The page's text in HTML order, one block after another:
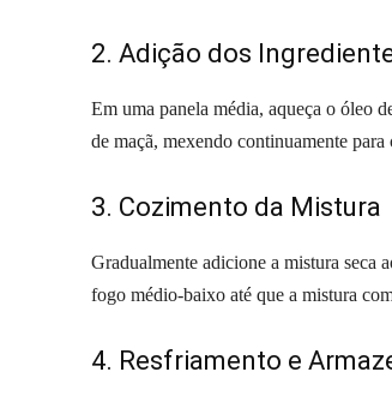
2. Adição dos
Em uma panela média, aqueça o óleo
de maçã, mexendo continuamente
3. Cozimento da Mistura
Gradualmente adicione a mistura seca
fogo médio-baixo até que a mistura
4. Resfriamento e